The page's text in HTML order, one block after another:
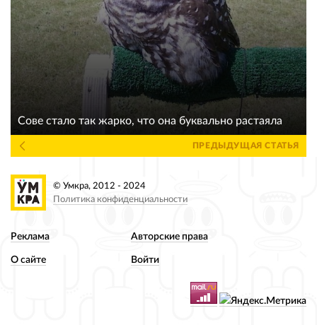
Сове стало так жарко, что она буквально растаяла
ПРЕДЫДУЩАЯ СТАТЬЯ
Реклама Авторские права
О сайте Войти
© Умкра, 2012 - 2024
Политика конфиденциальности